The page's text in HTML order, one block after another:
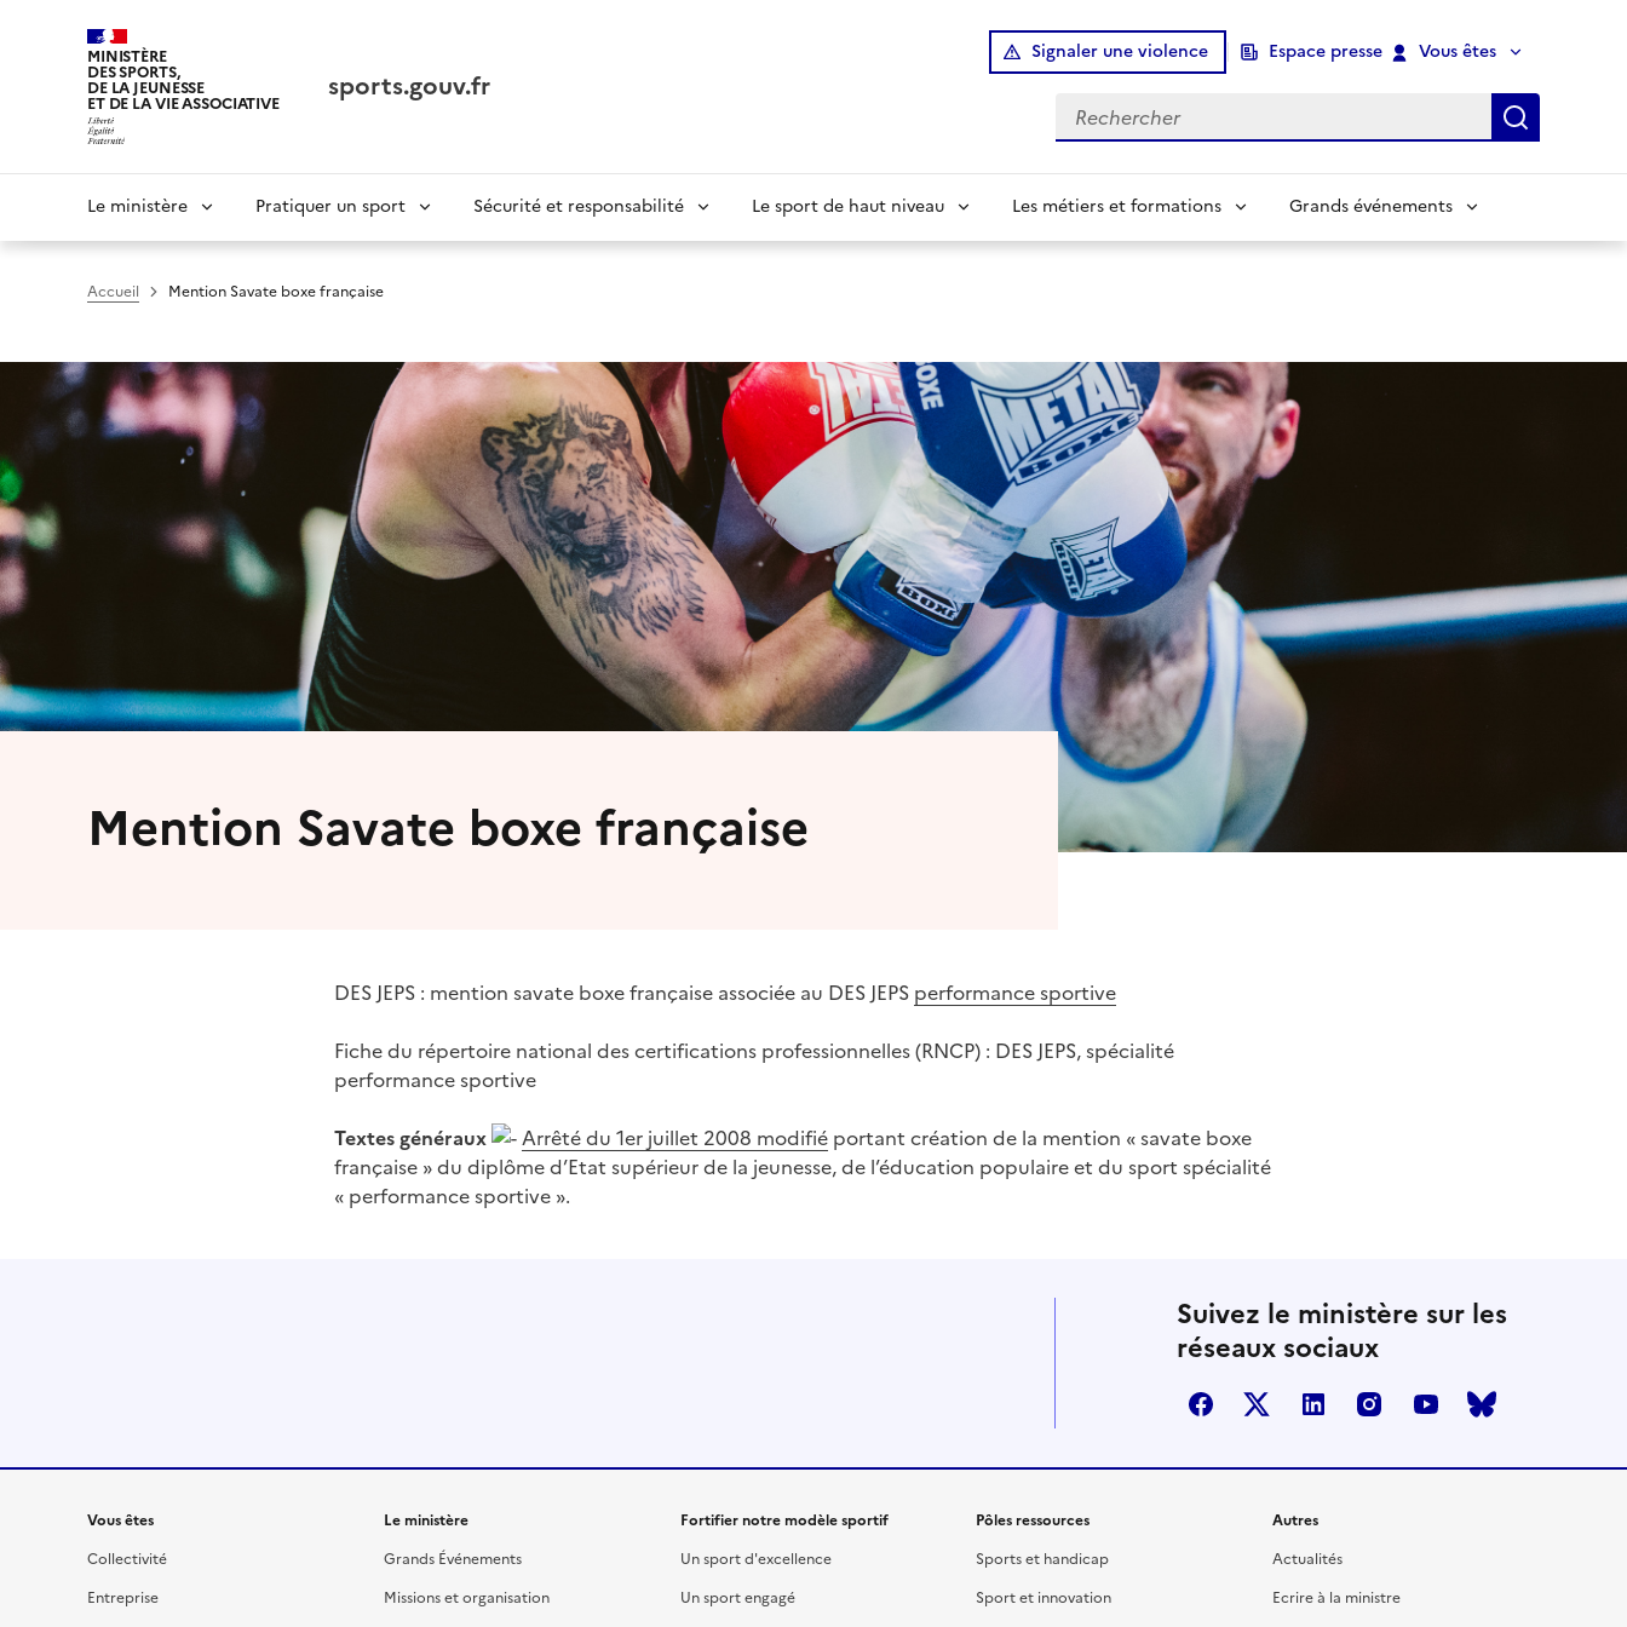
MINISTÈRE
DES SPORTS,
DE LA JEUNESSE
ET DE LA VIE ASSOCIATIVE sports.gouv.fr
Signaler une violence Espace presse Vous êtes
Rechercher
Navigation
principale
Le ministère Pratiquer un sport Sécurité et responsabilité Le sport de haut niveau Les métiers et formations Grands événements
Accueil Mention Savate boxe française
Mention Savate boxe française
DES JEPS : mention savate boxe française associée au DES JEPS performance sportive
Fiche du répertoire national des certifications professionnelles (RNCP) : DES JEPS, spécialité
performance sportive
Textes généraux
Arrêté du 1er juillet 2008 modifié portant création de la mention « savate boxe
française » du diplôme d’Etat supérieur de la jeunesse, de l’éducation populaire et du sport spécialité
« performance sportive ».
Suivez le ministère sur les
réseaux sociaux
facebooktwitter linkedin instagramyoutube
LiensVous êtes
Collectivité
Entreprise
Le ministère
Grands Événements
Missions et organisation
Fortifier notre modèle sportif
Un sport d'excellence
Un sport engagé
Pôles ressources
Sports et handicap
Sport et innovation
Autres
Actualités
Ecrire à la ministre